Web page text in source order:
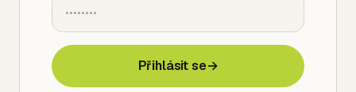
Přihlásit se→